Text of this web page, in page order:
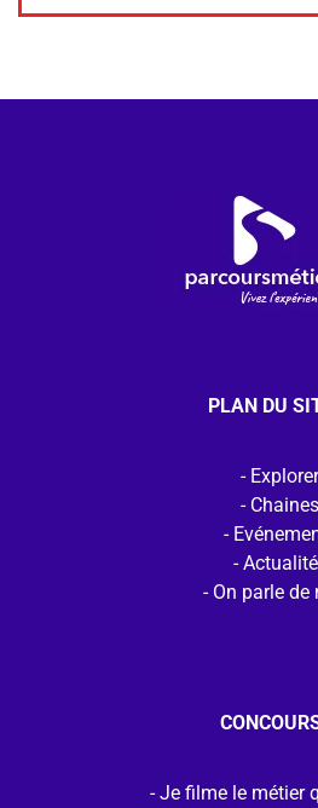
PLAN DU
Explorer
Chaines
On parle de
Je filme le métier